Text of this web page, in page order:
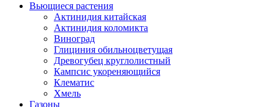
Вьющиеся растения
Актинидия китайская
Актинидия коломикта
Виноград
Глициния обильноцветущая
Древогубец круглолистный
Кампсис укореняющийся
Клематис
Хмель
Газоны